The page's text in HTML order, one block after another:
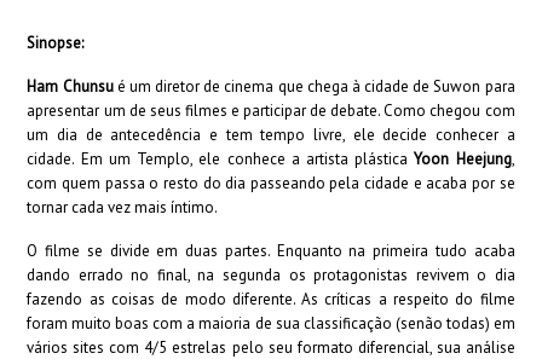
Sinopse:
Ham Chunsué um diretor de cinema que chega à cidade de Suwon para
apresentar um de seus filmes e participar de debate. Como chegou com
um dia de antecedência e tem tempo livre, ele decide conhecer a
cidade. Em um Templo, ele conhece a artista plásticaYoon Heejung,
com quem passa o resto do dia passeando pela cidade e acaba por se
tornar cada vez mais íntimo.
O filme se divide em duas partes. Enquanto na primeira tudo acaba
dando errado no final, na segunda os protagonistas revivem o dia
fazendo as coisas de modo diferente. As críticas a respeito do filme
foram muito boas com a maioria de sua classificação (senão todas) em
vários sites com 4/5 estrelas pelo seu formato diferencial, sua análise